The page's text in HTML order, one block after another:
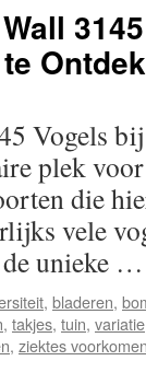
Vogels
plek
die
vele
de unieke
, bladeren,
, takjes, tuin, variatie
, ziektes